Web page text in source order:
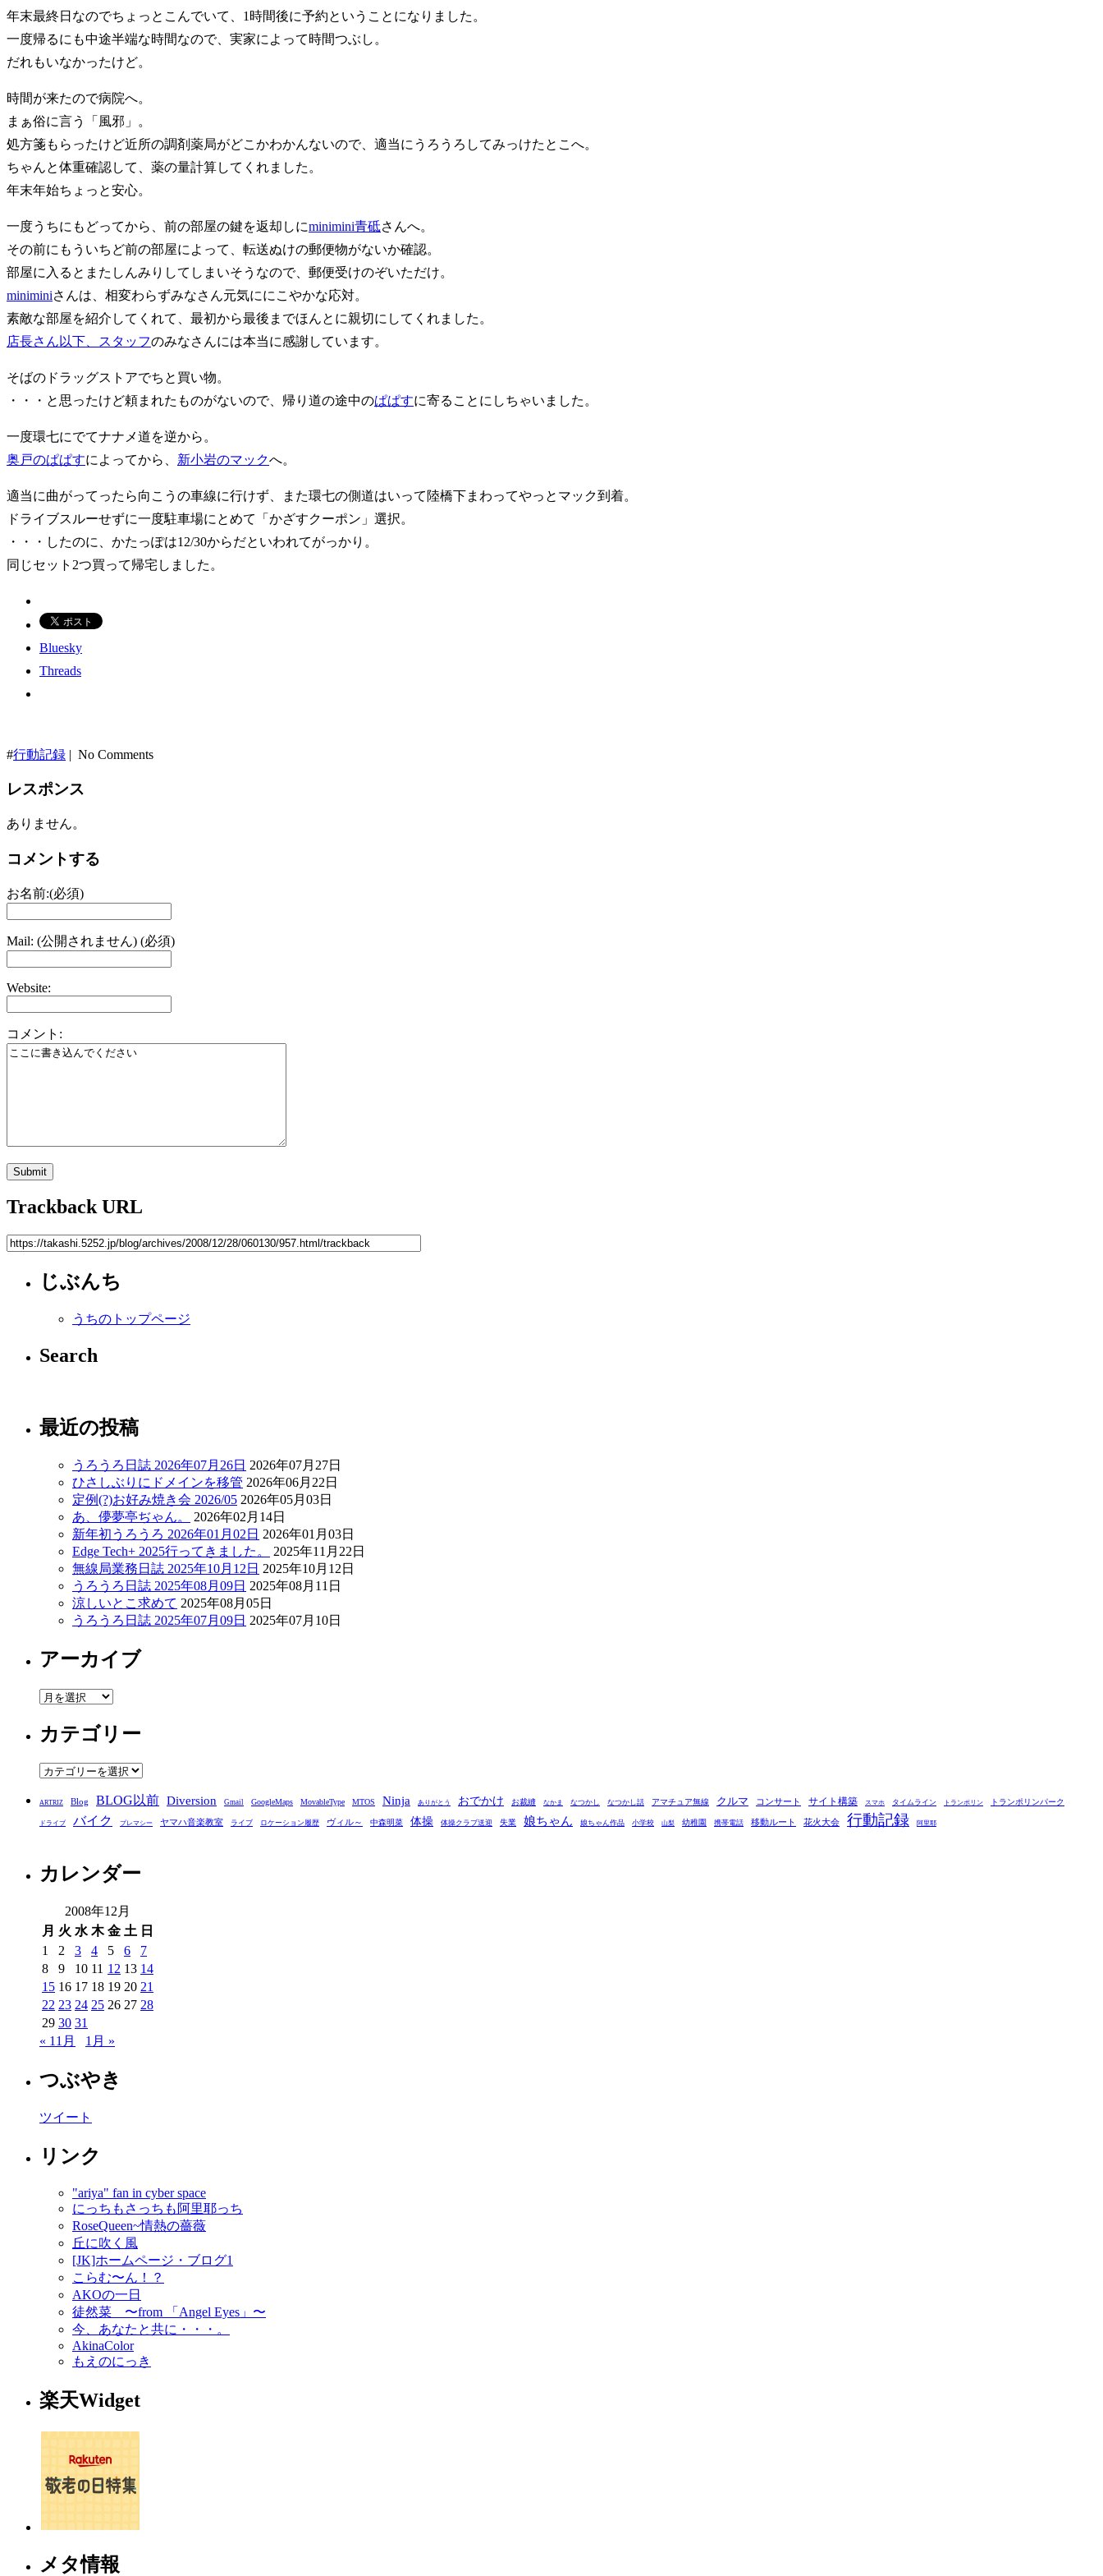
年末最終日なのでちょっとこんでいて、1時間後に予約ということになりました。
一度帰るにも中途半端な時間なので、実家によって時間つぶし。
だれもいなかったけど。
時間が来たので病院へ。
まぁ俗に言う「風邪」。
処方箋もらったけど近所の調剤薬局がどこかわかんないので、適当にうろうろしてみっけたとこへ。
ちゃんと体重確認して、薬の量計算してくれました。
年末年始ちょっと安心。
一度うちにもどってから、前の部屋の鍵を返却しにminimini青砥さんへ。
その前にもういちど前の部屋によって、転送ぬけの郵便物がないか確認。
部屋に入るとまたしんみりしてしまいそうなので、郵便受けのぞいただけ。
miniminiさんは、相変わらずみなさん元気ににこやかな応対。
素敵な部屋を紹介してくれて、最初から最後までほんとに親切にしてくれました。
店長さん以下、スタッフのみなさんには本当に感謝しています。
そばのドラッグストアでちと買い物。
・・・と思ったけど頼まれたものがないので、帰り道の途中のぱぱすに寄ることにしちゃいました。
一度環七にでてナナメ道を逆から。
奥戸のぱぱすによってから、 新小岩のマックへ。
適当に曲がってったら向こうの車線に行けず、また環七の側道はいって陸橋下まわってやっとマック到着。
ドライブスルーせずに一度駐車場にとめて「かざすクーポン」選択。
・・・したのに、かたっぽは12/30からだといわれてがっかり。
同じセット2つ買って帰宅しました。
Bluesky
Threads
#行動記録 | No Comments
レスポンス
ありません。
コメントする
お名前:(必須)
Mail: (公開されません) (必須)
Website:
コメント:
Trackback URL
じぶんち
うちのトップページ
Search
最近の投稿
うろうろ日誌 2026年07月26日 2026年07月27日
ひさしぶりにドメインを移管 2026年06月22日
定例(?)お好み焼き会 2026/05 2026年05月03日
あ、儚夢亭ぢゃん。
2026年02月14日
新年初うろうろ 2026年01月02日 2026年01月03日
Edge Tech+ 2025行ってきました。
2025年11月22日
無線局業務日誌 2025年10月12日 2025年10月12日
うろうろ日誌 2025年08月09日 2025年08月11日
涼しいとこ求めて 2025年08月05日
うろうろ日誌 2025年07月09日 2025年07月10日
アーカイブ
ア
カ
イ
ブ
カテゴリー
カ
ゴ
リ
ARTRIZ Blog BLOG以前 Diversion Gmail GoogleMaps MovableType MTOS Ninja ありがとう おでかけ お裁縫 なかま なつかし なつかし話 アマチュア無線 クルマ コンサート サイト構築 スマホ タイムライン トランポリン トランポリンパーク
ドライブ バイク プレマシー ヤマハ音楽教室 ライブ ロケーション履歴 ヴィル～ 中森明菜 体操 体操クラブ送迎 失業 娘ちゃん 娘ちゃん作品 小学校 山梨 幼稚園 携帯電話 移動ルート 花火大会 行動記録 阿里耶
カレンダー
2008年12月
月 火 水 木 金 土 日
1
2 3 4 5 6
7
8
9 10 11 12 13 14
15 16 17 18 19 20 21
22 23 24 25 26 27 28
29 30 31
« 11月
1月 »
つぶやき
ツイート
リンク
"ariya" fan in cyber space
にっちもさっちも阿里耶っち
RoseQueen~情熱の薔薇
丘に吹く風
[JK]ホームページ・ブログ1
こらむ〜ん！？
AKOの一日
徒然菜 〜from 「Angel Eyes」〜
今、あなたと共に・・・。
AkinaColor
もえのにっき
楽天Widget
メタ情報